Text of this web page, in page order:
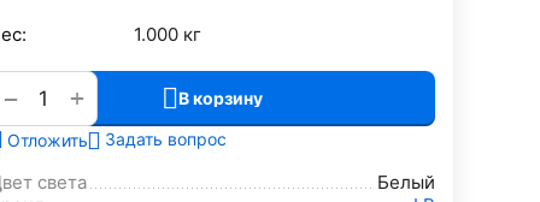
1.000 кг
+
− В корзину
Отложить Задать вопрос
света
Белый